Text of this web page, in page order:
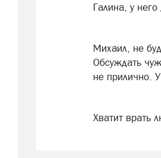
Галина, у него
Михаил, не
Обсуждать
не прилично.
Хватит врать